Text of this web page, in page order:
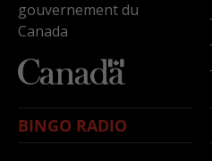
gouvernement du
Canada
BINGO RADIO